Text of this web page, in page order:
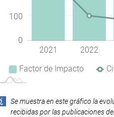
0
100
2021 2022
Factor de Impacto
Se muestra en este gráfico la
recibidas por las publicaciones